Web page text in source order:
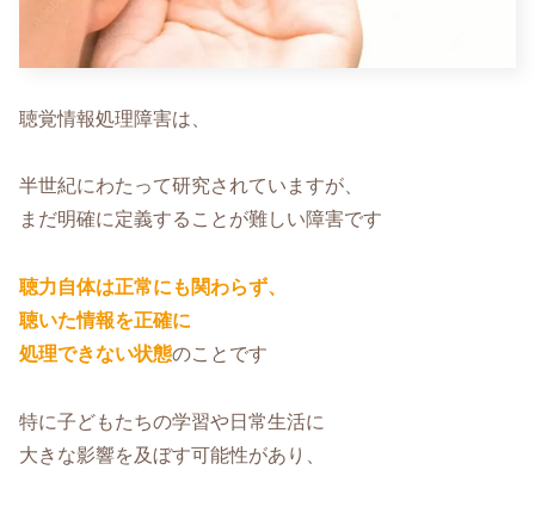
聴覚情報処理障害は、
半世紀にわたって研究されていますが、
まだ明確に定義することが難しい障害です
聴力自体は正常にも関わらず、
聴いた情報を正確に
処理できない状態のことです
特に子どもたちの学習や日常生活に
大きな影響を及ぼす可能性があり、